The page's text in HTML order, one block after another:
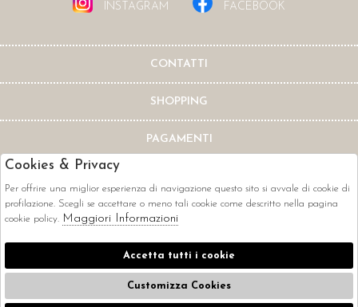
INSTAGRAM FACEBOOK
CONTATTI
SHOPPING
PAGAMENTI
CORRIERI
Cookies & Privacy
Per offrire una miglior esperienza di navigazione questo sito si avvale di cookie di
profilazione. Scegli se accettare o meno tali cookie come descritto nella pagina
cookie policy. Maggiori Informazioni
Accetta tutti i cookie
Customizza Cookies